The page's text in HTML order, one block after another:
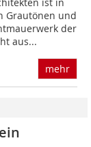
ist in
Grautönen und
der
aus...
mehr